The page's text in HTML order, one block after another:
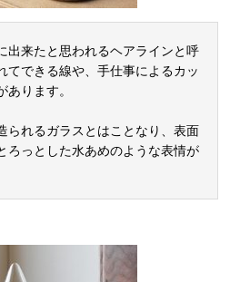
出来たと思われるヘアラインと呼
てできる線や、手仕事によるカッ
あります。
られるガラスとはことなり、表面
ろっとした水あめのような表情が